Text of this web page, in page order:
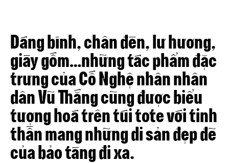
Dáng bình, chân đèn, lư hương,
giày gốm…những tác phẩm đặc
trưng của Cố Nghệ nhân nhân
dân Vũ Thắng cũng được biểu
tượng hoá trên túi tote với tinh
thần mang những di sản đẹp đẽ
của bảo tàng đi xa.